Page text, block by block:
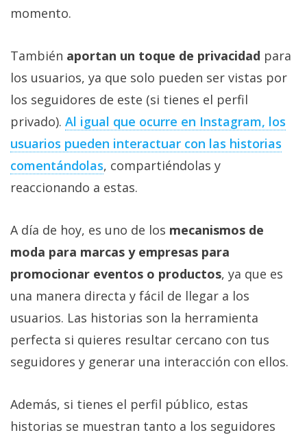
momento.
También aportan un toque de privacidad para
los usuarios, ya que solo pueden ser vistas por
los seguidores de este (si tienes el perfil
privado). Al igual que ocurre en Instagram, los
usuarios pueden interactuar con las historias
comentándolas, compartiéndolas y
reaccionando a estas.
A día de hoy, es uno de los mecanismos de
moda para marcas y empresas para
promocionar eventos o productos, ya que es
una manera directa y fácil de llegar a los
usuarios. Las historias son la herramienta
perfecta si quieres resultar cercano con tus
seguidores y generar una interacción con ellos.
Además, si tienes el perfil público, estas
historias se muestran tanto a los seguidores